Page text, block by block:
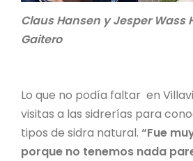
Claus Hansen y Jesper Wass
Gaitero
Lo que no podía faltar en
visitas a las sidrerías para
tipos de sidra natural. “Fue
porque no tenemos nada